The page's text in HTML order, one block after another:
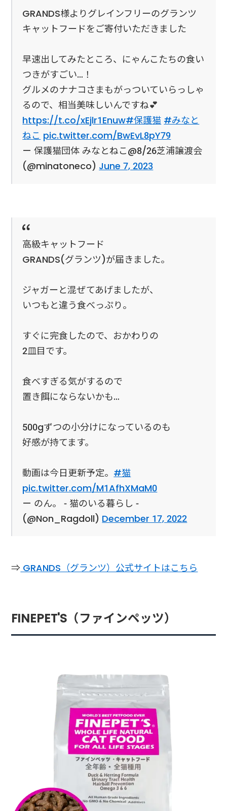
GRANDS様よりグレインフリーのグランツ
キャットフードをご寄付いただきました
早速出してみたところ、にゃんこたちの食い
つきがすごい…！
グルメのナナコさまもがっついていらっしゃ
るので、相当美味しいんですね💕
https://t.co/xEjlr1Enuw#保護猫 #みなと
ねこ pic.twitter.com/BwEvL8pY79
— 保護猫団体 みなとねこ@8/26芝浦譲渡会
(@minatoneco) June 7, 2023
高級キャットフード
GRANDS(グランツ)が届きました。
ジャガーと混ぜてあげましたが、
いつもと違う食べっぷり。
すぐに完食したので、おかわりの
2皿目です。
食べすぎる気がするので
置き餌にならないかも…
500gずつの小分けになっているのも
好感が持てます。
動画は今日更新予定。 #猫
pic.twitter.com/M1AfhXMaM0
— のん。 - 猫のいる暮らし -
(@Non_Ragdoll) December 17, 2022
⇒ GRANDS（グランツ）公式サイトはこちら
FINEPET'S（ファインペッツ）